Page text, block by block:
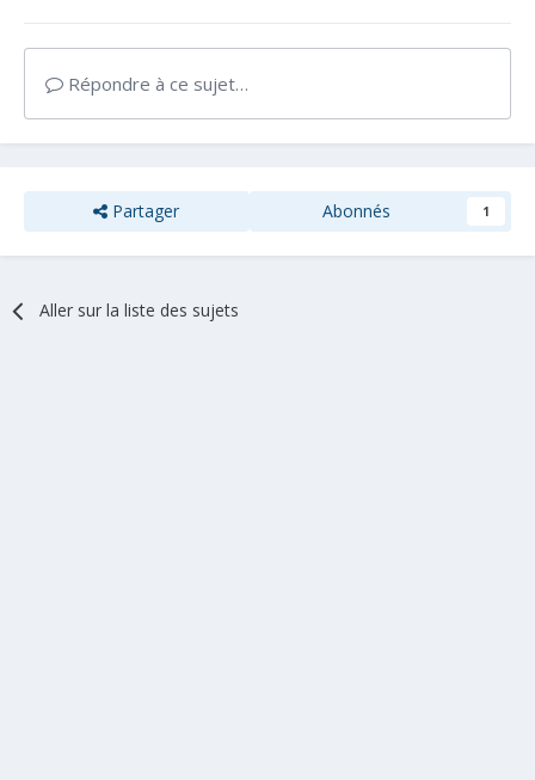
Répondre à ce sujet…
Partager Abonnés 1
Aller sur la liste des sujets